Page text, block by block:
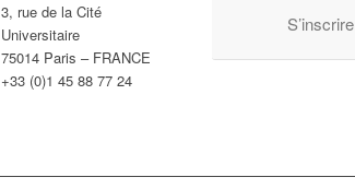
3, rue de la Cité
Universitaire
75014 Paris – FRANCE
+33 (0)1 45 88 77 24
S’inscrire